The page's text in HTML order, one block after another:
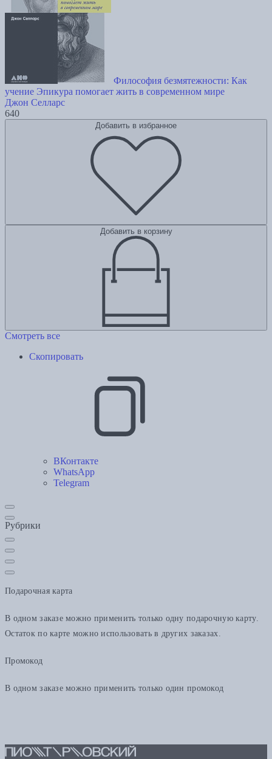
Философия безмятежности: Как
учение Эпикура помогает жить в современном мире
Джон Селларс
640
Добавить в избранное
Добавить в корзину
Смотреть все
Скопировать
ВКонтакте
WhatsApp
Telegram
Рубрики
Подарочная карта
В одном заказе можно применить только одну подарочную карту.
Остаток по карте можно использовать в других заказах.
Промокод
В одном заказе можно применить только один промокод